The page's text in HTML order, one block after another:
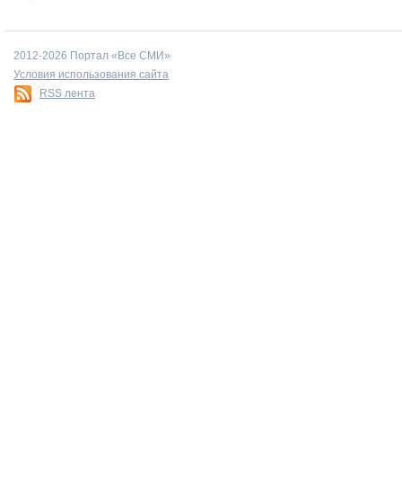
2012-2026 Портал «Все СМИ»
Условия использования сайта
RSS лента